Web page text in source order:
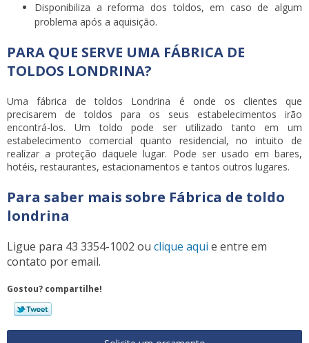
Disponibiliza a reforma dos toldos, em caso de algum
problema após a aquisição.
PARA QUE SERVE UMA FÁBRICA DE
TOLDOS LONDRINA?
Uma fábrica de toldos Londrina é onde os clientes que
precisarem de toldos para os seus estabelecimentos irão
encontrá-los. Um toldo pode ser utilizado tanto em um
estabelecimento comercial quanto residencial, no intuito de
realizar a proteção daquele lugar. Pode ser usado em bares,
hotéis, restaurantes, estacionamentos e tantos outros lugares.
Para saber mais sobre Fábrica de toldo
londrina
Ligue para 43 3354-1002 ou clique aqui e entre em
contato por email.
Gostou? compartilhe!